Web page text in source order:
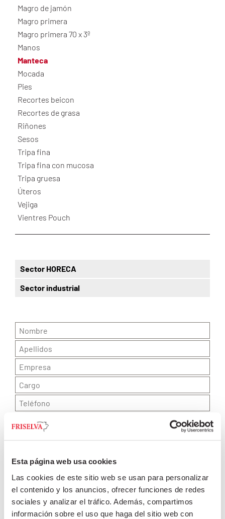
Esta página web usa cookies
Las cookies de este sitio web se usan para personalizar
el contenido y los anuncios, ofrecer funciones de redes
sociales y analizar el tráfico. Además, compartimos
información sobre el uso que haga del sitio web con
Magro de jamón
Magro primera
Magro primera 70 x 3º
Manos
Manteca
Mocada
Pies
Recortes beicon
Recortes de grasa
Riñones
Sesos
Tripa fina
Tripa fina con mucosa
Tripa gruesa
Úteros
Vejiga
Vientres Pouch
Sector HORECA
Sector industrial